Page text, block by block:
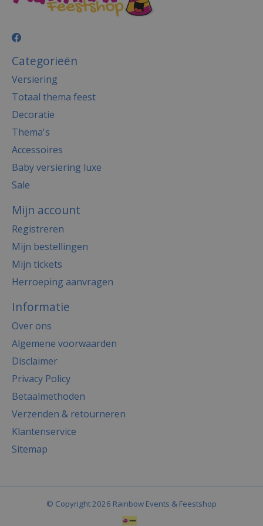
Categorieën
Versiering
Totaal thema feest
Decoratie
Thema's
Accessoires
Baby versiering luxe
Sale
Mijn account
Registreren
Mijn bestellingen
Mijn tickets
Herroeping aanvragen
Informatie
Over ons
Algemene voorwaarden
Disclaimer
Privacy Policy
Betaalmethoden
Verzenden & retourneren
Klantenservice
Sitemap
© Copyright 2026 Rainbow Events & Feestshop